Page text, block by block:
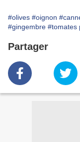
#olives #oignon
#gingembre #tomates
Partager